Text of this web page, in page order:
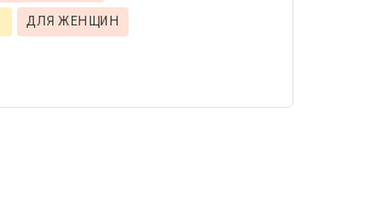
ДЛЯ ЖЕНЩИН